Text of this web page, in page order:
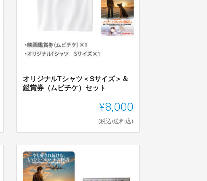
オリジナルTシャツ＜Sサイズ＞＆
鑑賞券（ムビチケ）セット
¥8,000
(税込/送料込)